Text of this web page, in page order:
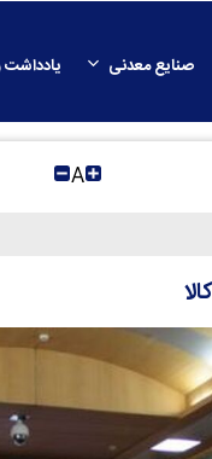
صنایع معدنی یادداشت
A